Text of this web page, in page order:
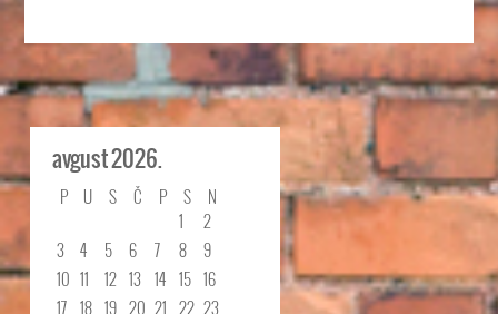
avgust 2026.
P U S Č P S
N
1
2
3
4 5 6 7 8
9
10 11 12 13 14 15 16
17 18 19 20 21 22 23